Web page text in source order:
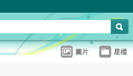
圖片 星檔